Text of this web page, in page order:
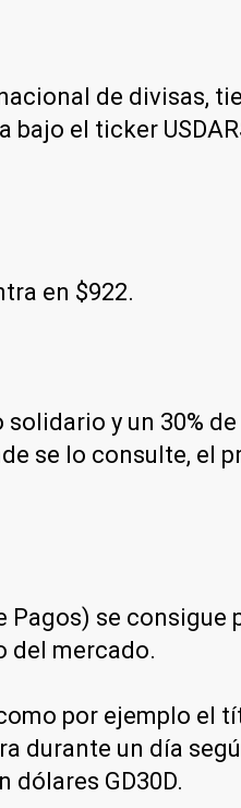
de divisas,
el ticker
en $922.
y un 30%
se lo consulte, el
se consigue
del mercado.
por ejemplo el
durante un día
GD30D.